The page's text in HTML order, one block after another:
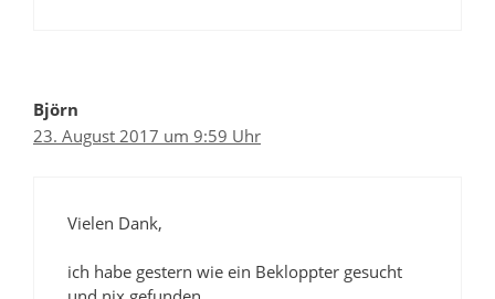
Björn
23. August 2017 um 9:59 Uhr
Vielen Dank,
ich habe gestern wie ein Bekloppter gesucht